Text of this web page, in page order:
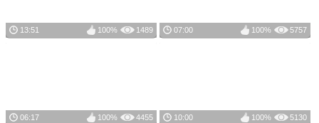
13:51 1489
100% 07:00 5757
100%
06:17 4455
100% 10:00 5130
100%